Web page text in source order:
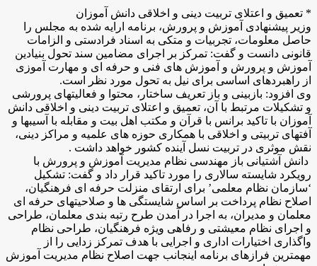
* تعمیق و اعتلای تربیت دینی و اخلاقی دانش آموزان
وزیر پیشنهادی آموزش و پرورش، برنامه ارایه شده به مجلس را
حاصل معلومات، تجربیات و متکی به اسناد فرادستی و الزامات
قانونی دانست و گفت: تمرکز بر اجرای مضامین سند تحول بنیادین
آموزش و پرورش و آموزش های فنی و حرفه ای و مهارت آموزی
از راهبردهای اساسی برای نیل به تحول مورد نظر است.
وی افزود: بازبینی و باز تعریف ساختار، محتوا و فعالیتهای پرورشی
و تشکیلات مرتبط با آن، تعمیق و اعتلای تربیت دینی و اخلاقی دانش
آموزان با تاکید برانس با قرآن و مکتب اهل بیت و مقابله با آسیبها و
آفتهای تربیتی و اخلاقی با همکاری حوزه های علمیه و مراکز دینی،
نقش موثری در تربیت نسل آینده کشور خواهد داشت .
دانش آشتیانی باز مهندسی نظام مدیریت آموزش و پرورش با
رویکرد شایسته سالاری را مورد تاکید قرار داد و گفت: تشکیل
‘سازمان نظام معلمی’ برای ارتقای منزلت حرفه ای فرهنگیان،
اصلاح نظام پرداخت بر اساس شایستگی ها و صلاحیتهای حرفه ای
معلمان و مدیران، به اجرا در آمدن طرح رتبه بندی معلمان، طراحی
و اجرای نظام معیشتی و رفاهی ویژه فرهنگیان، طراحی نظام
واگذاری اختیارات اداری و اجرایی با هدف تمرکز زدایی را از
مهمترین فرازهای برنامه اینجانب جهت اصلاح نظام مدیریت آموزش